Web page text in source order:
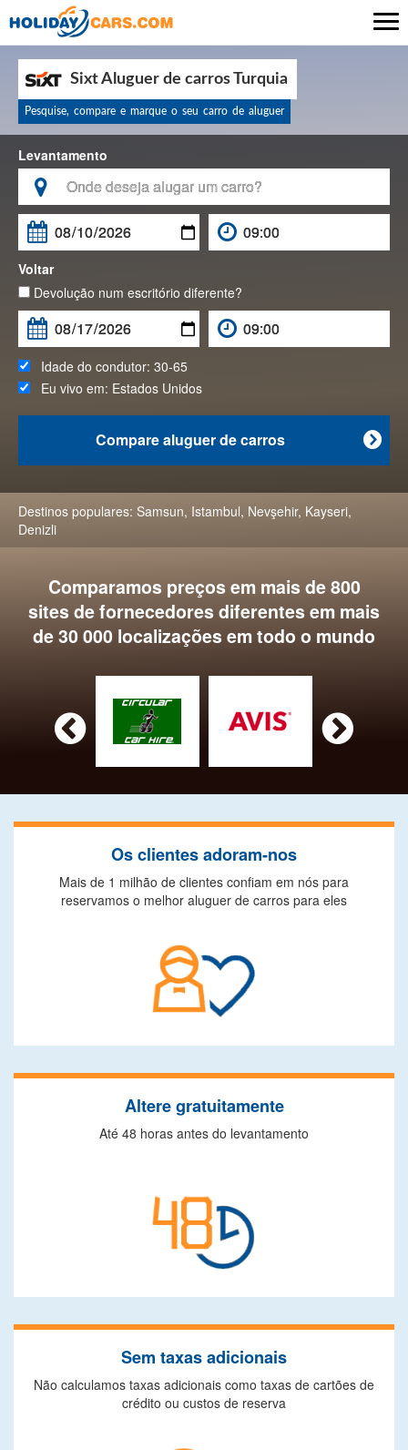
Sixt Aluguer de carros Turquia
Pesquise, compare e marque o seu carro de aluguer
Levantamento


Voltar
Devolução num escritório diferente?
Idade do condutor: 30-65
Eu vivo em: Estados Unidos

Compare aluguer de carros
Destinos populares: Samsun, Istambul, Nevşehir, Kayseri,
Denizli
Comparamos preços em mais de 800
sites de fornecedores diferentes em mais
de 30 000 localizações em todo o mundo
 
Os clientes adoram-nos
Mais de 1 milhão de clientes confiam em nós para
reservamos o melhor aluguer de carros para eles
Altere gratuitamente
Até 48 horas antes do levantamento
Sem taxas adicionais
Não calculamos taxas adicionais como taxas de cartões de
crédito ou custos de reserva